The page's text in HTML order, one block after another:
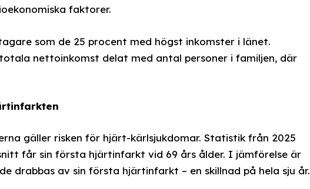
faktorer.
som de 25 procent med högst inkomster i länet.
nettoinkomst delat med antal personer i familjen, där
gäller risken för hjärt-kärlsjukdomar. Statistik från 2025
får sin första hjärtinfarkt vid 69 års ålder. I jämförelse är
drabbas av sin första hjärtinfarkt – en skillnad på hela sju år.